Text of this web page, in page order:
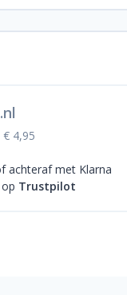
€ 4,95
achteraf met Klarna
Trustpilot